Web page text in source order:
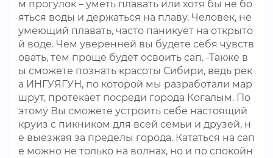
м прогулок – уметь плавать или хотя бы не бо
яться воды и держаться на плаву. Человек, не
умеющий плавать, часто паникует на открыто
й воде. Чем уверенней вы будете себя чувств
овать, тем проще будет освоить сап. -Также в
ы сможете познать красоты Сибири, ведь рек
а ИНГУЯГУН, по которой мы разработали мар
шрут, протекает посреди города Когалым. По
этому Вы сможете устроить себе настоящий
круиз с пикником для всей семьи и друзей, н
е выезжая за пределы города. Кататься на сап
е можно не только на волнах, но и по спокойн